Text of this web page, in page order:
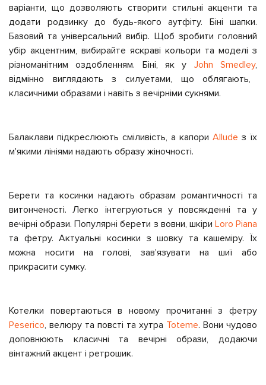
варіанти, що дозволяють створити стильні акценти та
додати родзинку до будь-якого аутфіту. Біні шапки.
Базовий та універсальний вибір. Щоб зробити головний
убір акцентним, вибирайте яскраві кольори та моделі з
різноманітним оздобленням. Біні, як у John Smedley,
відмінно виглядають з силуетами, що облягають,
класичними образами і навіть з вечірніми сукнями.
Балаклави підкреслюють сміливість, а капори Allude з їх
м'якими лініями надають образу жіночності.
Берети та косинки надають образам романтичності та
витонченості. Легко інтегруються у повсякденні та у
вечірні образи. Популярні берети з вовни, шкіри Loro Piana
та фетру. Актуальні косинки з шовку та кашеміру. Їх
можна носити на голові, зав'язувати на шиї або
прикрасити сумку.
Котелки повертаються в новому прочитанні з фетру
Peserico, велюру та повсті та хутра Toteme. Вони чудово
доповнюють класичні та вечірні образи, додаючи
вінтажний акцент і ретрошик.